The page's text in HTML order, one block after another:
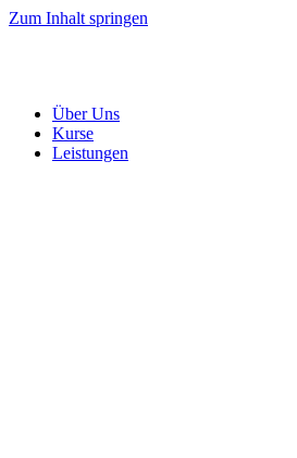
Zum Inhalt springen
Über Uns
Kurse
Leistungen